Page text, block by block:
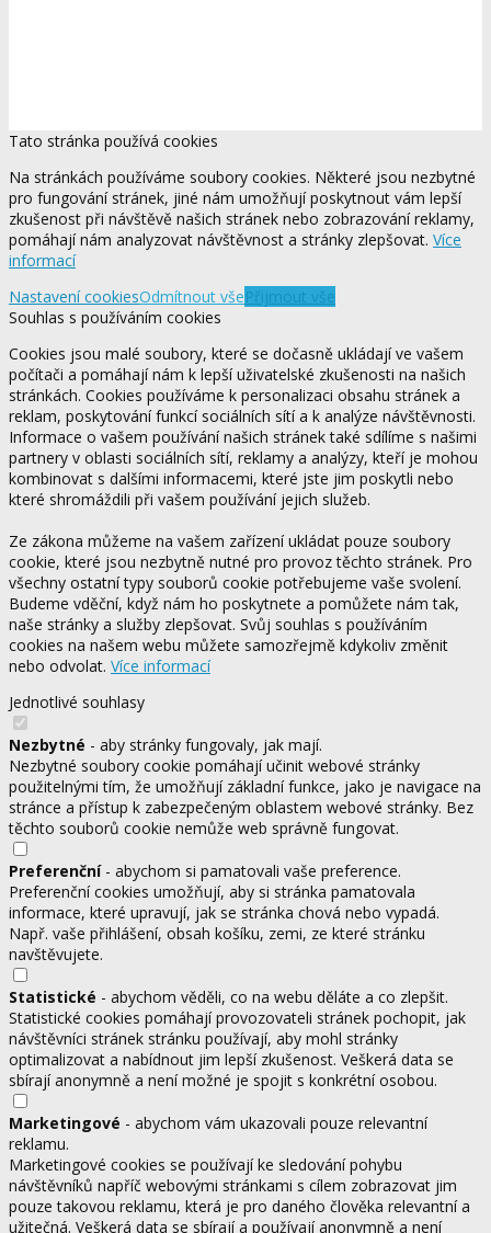
Tato stránka používá cookies
Na stránkách používáme soubory cookies. Některé jsou nezbytné
pro fungování stránek, jiné nám umožňují poskytnout vám lepší
zkušenost při návštěvě našich stránek nebo zobrazování reklamy,
pomáhají nám analyzovat návštěvnost a stránky zlepšovat. Více
informací
Nastavení cookiesOdmítnout všePřijmout vše
Souhlas s používáním cookies
Cookies jsou malé soubory, které se dočasně ukládají ve vašem
počítači a pomáhají nám k lepší uživatelské zkušenosti na našich
stránkách. Cookies používáme k personalizaci obsahu stránek a
reklam, poskytování funkcí sociálních sítí a k analýze návštěvnosti.
Informace o vašem používání našich stránek také sdílíme s našimi
partnery v oblasti sociálních sítí, reklamy a analýzy, kteří je mohou
kombinovat s dalšími informacemi, které jste jim poskytli nebo
které shromáždili při vašem používání jejich služeb.
Ze zákona můžeme na vašem zařízení ukládat pouze soubory
cookie, které jsou nezbytně nutné pro provoz těchto stránek. Pro
všechny ostatní typy souborů cookie potřebujeme vaše svolení.
Budeme vděční, když nám ho poskytnete a pomůžete nám tak,
naše stránky a služby zlepšovat. Svůj souhlas s používáním
cookies na našem webu můžete samozřejmě kdykoliv změnit
nebo odvolat. Více informací
Jednotlivé souhlasy
Nezbytné - aby stránky fungovaly, jak mají.
Nezbytné soubory cookie pomáhají učinit webové stránky
použitelnými tím, že umožňují základní funkce, jako je navigace na
stránce a přístup k zabezpečeným oblastem webové stránky. Bez
těchto souborů cookie nemůže web správně fungovat.
Preferenční- abychom si pamatovali vaše preference.
Preferenční cookies umožňují, aby si stránka pamatovala
informace, které upravují, jak se stránka chová nebo vypadá.
Např. vaše přihlášení, obsah košíku, zemi, ze které stránku
navštěvujete.
Statistické - abychom věděli, co na webu děláte a co zlepšit.
Statistické cookies pomáhají provozovateli stránek pochopit, jak
návštěvníci stránek stránku používají, aby mohl stránky
optimalizovat a nabídnout jim lepší zkušenost. Veškerá data se
sbírají anonymně a není možné je spojit s konkrétní osobou.
Marketingové - abychom vám ukazovali pouze relevantní
reklamu.
Marketingové cookies se používají ke sledování pohybu
návštěvníků napříč webovými stránkami s cílem zobrazovat jim
pouze takovou reklamu, která je pro daného člověka relevantní a
užitečná. Veškerá data se sbírají a používají anonymně a není